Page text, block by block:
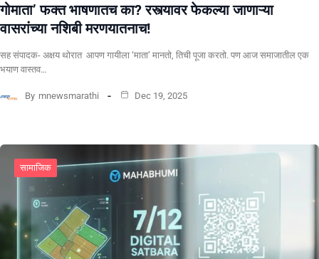
गोमाता’ फक्त भाषणातच का? रस्त्यावर फेकल्या जाणाऱ्या
वासरांच्या नशिबी मरणयातनाच!
सह संपादक- अक्षय थोरात ​ ​आपण गायीला ‘माता’ मानतो, तिची पूजा करतो. पण आज समाजातील एक
भयाण वास्तव…
By mnewsmarathi Dec 19, 2025
सामाजिक